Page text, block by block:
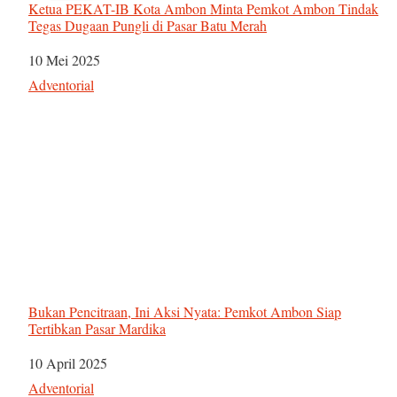
Ketua PEKAT-IB Kota Ambon Minta Pemkot Ambon Tindak
Tegas Dugaan Pungli di Pasar Batu Merah
Tanggal
10 Mei 2025
Sehubungan dengan
Adventorial
Bukan Pencitraan, Ini Aksi Nyata: Pemkot Ambon Siap
Tertibkan Pasar Mardika
Tanggal
10 April 2025
Sehubungan dengan
Adventorial